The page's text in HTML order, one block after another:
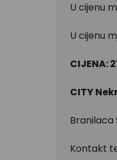
U cijenu
U cijenu
CIJENA:
CITY
Branilaca
Kontakt